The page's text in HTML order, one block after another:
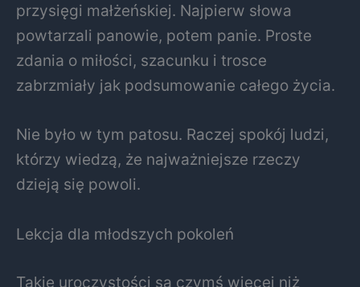
przysięgi małżeńskiej. Najpierw słowa
powtarzali panowie, potem panie. Proste
zdania o miłości, szacunku i trosce
zabrzmiały jak podsumowanie całego życia.
Nie było w tym patosu. Raczej spokój ludzi,
którzy wiedzą, że najważniejsze rzeczy
dzieją się powoli.
Lekcja dla młodszych pokoleń
Takie uroczystości są czymś więcej niż